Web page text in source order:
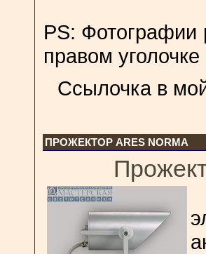
PS:
правом
Ссылочка в
ПРОЖЕКТОР ARES NORMA